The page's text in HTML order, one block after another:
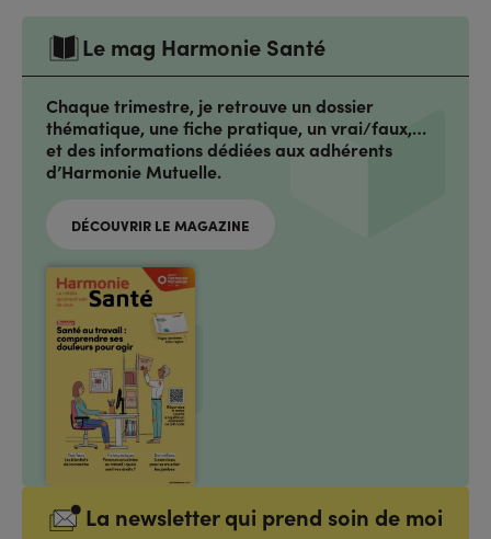
Le mag Harmonie Santé
Chaque trimestre, je retrouve un dossier
thématique, une fiche pratique, un vrai/faux,…
et des informations dédiées aux adhérents
d’Harmonie Mutuelle.
DÉCOUVRIR LE MAGAZINE
La newsletter qui prend soin de moi